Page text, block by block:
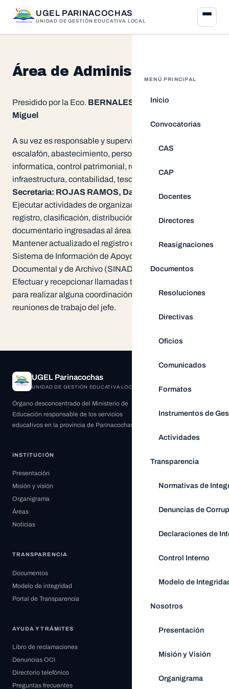
UGEL PARINACOCHAS
UNIDAD DE GESTIÓN EDUCATIVA LOCAL
MENÚ PRINCIPAL
Inicio
Convocatorias
CAS
CAP
Docentes
Directores
Reasignaciones
Documentos
Resoluciones
Directivas
Oficios
Comunicados
Formatos
Instrumentos de
Actividades
Transparencia
Normativas de
Denuncias de
Declaraciones de
Control Interno
Modelo de
Nosotros
Presentación
Misión y Visión
Organigrama
Área de Administración
Presidido por la Eco. BERNALES COTAQUISPE, Juan
Miguel
A su vez es responsable y supervisión de las areas de
escalafón, abastecimiento, personal, almacén,
informatica, control patrimonial, remuneraciones,
infraestructura, contabilidad, tesorería y caja.
Secretaria: ROJAS RAMOS, Daisy Noemi
Ejecutar actividades de organización, recepción,
registro, clasificación, distribución y archivo del flujo
documentario ingresadas al área.
Mantener actualizado el registro de expedientes en el
Sistema de Información de Apoyo a la Administración
Documental y de Archivo (SINAD).
Efectuar y recepcionar llamadas telefónicas oficiales
para realizar alguna coordinación, concertar citas y
reuniones de trabajo del jefe.
UGEL Parinacochas
UNIDAD DE GESTIÓN EDUCATIVA LOCAL
Órgano desconcentrado del Ministerio de
Educación responsable de los servicios
educativos en la provincia de Parinacochas.
INSTITUCIÓN
Presentación
Misión y visión
Organigrama
Áreas
Noticias
TRANSPARENCIA
Documentos
Modelo de integridad
Portal de Transparencia
AYUDA Y TRÁMITES
Libro de reclamaciones
Denuncias OCI
Directorio telefónico
Preguntas frecuentes